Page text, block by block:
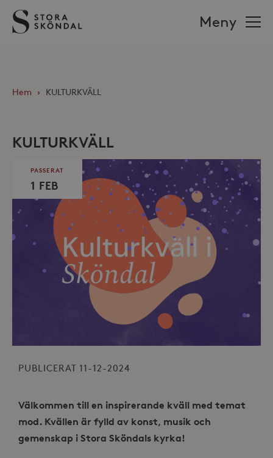
Stora
Sköndal
Meny
Hem › KULTURKVÄLL
KULTURKVÄLL
PASSERAT
1 FEB
PUBLICERAT 11-12-2024
Välkommen till en inspirerande kväll med temat
mod. Kvällen är fylld av konst, musik och
gemenskap i Stora Sköndals kyrka!